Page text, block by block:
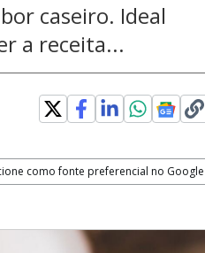
caseiro. Ideal
a receita...
como fonte preferencial no Google